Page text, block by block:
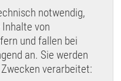
notwendig,
von
und fallen bei
an. Sie werden
verarbeitet: